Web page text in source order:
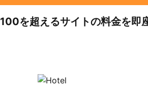
100を超えるサイトの料金を即